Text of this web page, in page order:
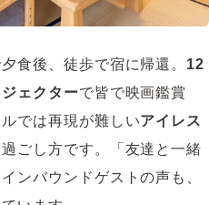
食後、徒歩で宿に帰還。 12
ェクターで皆で映画鑑賞
では再現が難しいアイレス
ごし方です。「友達と一緒
ンバウンドゲストの声も、